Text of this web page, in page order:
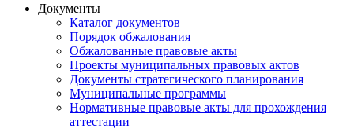
Документы
Каталог документов
Порядок обжалования
Обжалованные правовые акты
Проекты муниципальных правовых актов
Документы стратегического планирования
Муниципальные программы
Нормативные правовые акты для прохождения
аттестации